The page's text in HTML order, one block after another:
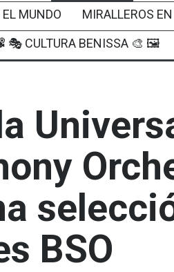
MUNDO
MIRALLEROS
🎭 CULTURA BENISSA 🎨 🖼
BSO